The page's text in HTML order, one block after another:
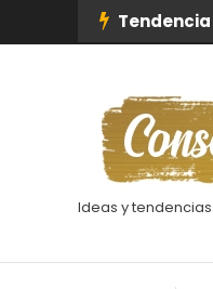
To
Tendencia
Ideas y